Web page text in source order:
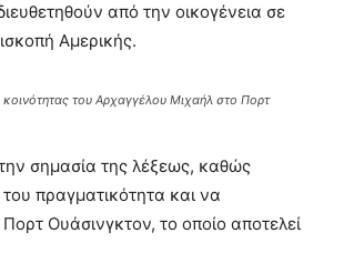
από την οικογένεια σε
Αμερικής.
του Αρχαγγέλου Μιχαήλ στο Πορτ
σημασία της λέξεως, καθώς
πραγματικότητα και να
Ουάσινγκτον, το οποίο αποτελεί